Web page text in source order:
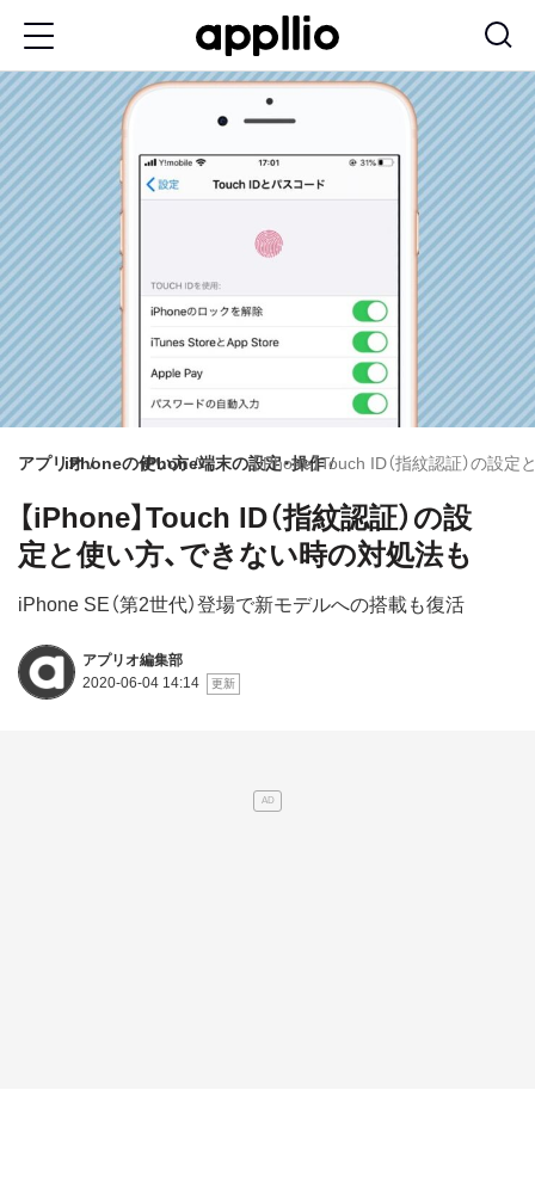
ン
コ
ン
テ
ン
ツ
に
移
動
アプリオiPhoneの使い方iPhone端末の設定・操作【iPhone】Touch ID（指紋認証）の設
【iPhone】Touch ID（指紋認証）の設
定と使い方、できない時の対処法も
iPhone SE（第2世代）登場で新モデルへの搭載も復活
アプリオ編集部
2020-06-04 14:14